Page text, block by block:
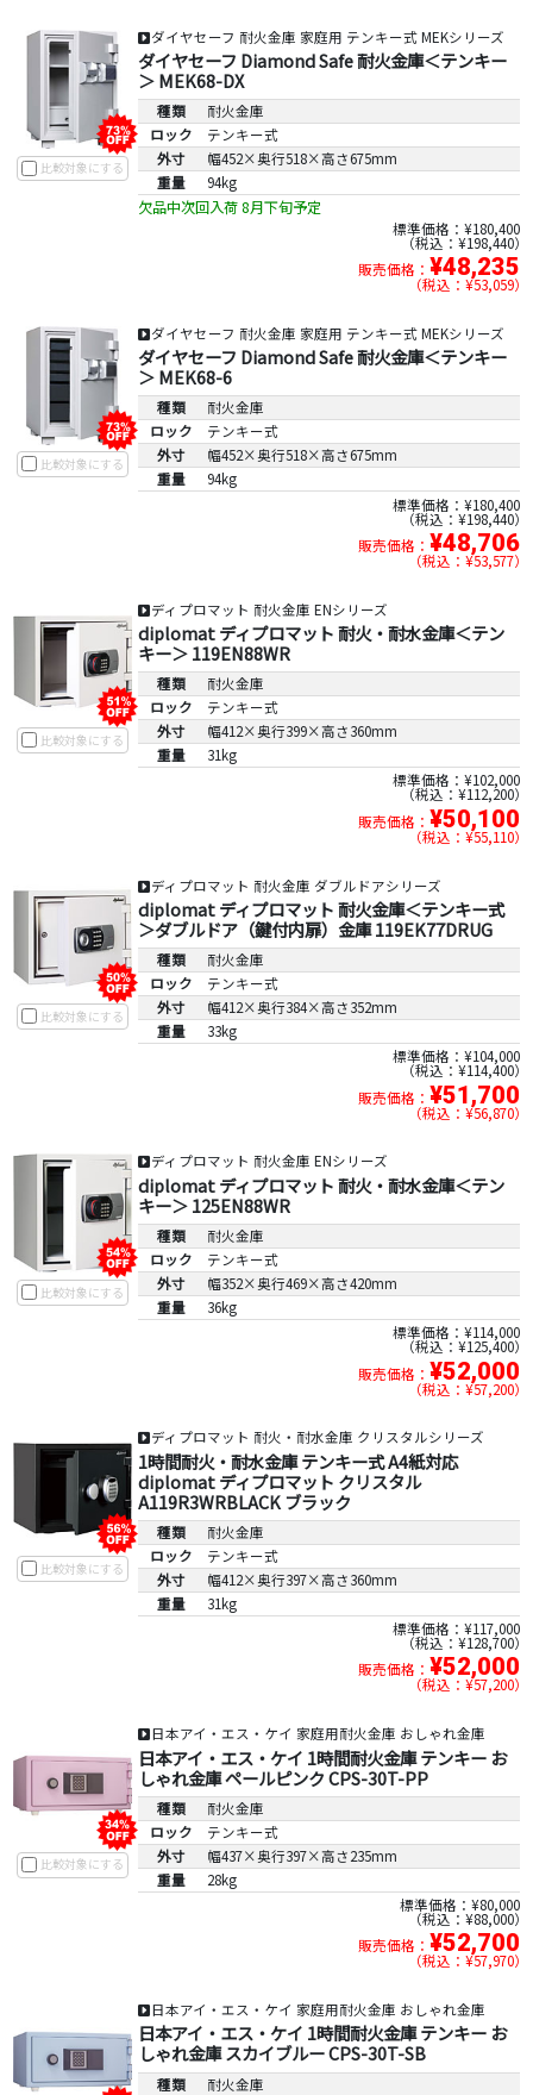
比較対象にする
ダイヤセーフ 耐火金庫 家庭用 テンキー式 MEKシリーズ
ダイヤセーフ Diamond Safe 耐火金庫＜テンキー
＞ MEK68-DX
種類
耐火金庫
ロック
テンキー式
外寸
幅452×奥行518×高さ675mm
重量
94kg
欠品中次回入荷 8月下旬予定
標準価格：¥180,400
税込：¥198,440
販売価格： ¥48,235
税込：¥53,059
比較対象にする
ダイヤセーフ 耐火金庫 家庭用 テンキー式 MEKシリーズ
ダイヤセーフ Diamond Safe 耐火金庫＜テンキー
＞ MEK68-6
種類
耐火金庫
ロック
テンキー式
外寸
幅452×奥行518×高さ675mm
重量
94kg
標準価格：¥180,400
税込：¥198,440
販売価格： ¥48,706
税込：¥53,577
比較対象にする
ディプロマット 耐火金庫 ENシリーズ
diplomat ディプロマット 耐火・耐水金庫＜テン
キー＞ 119EN88WR
種類
耐火金庫
ロック
テンキー式
外寸
幅412×奥行399×高さ360mm
重量
31kg
標準価格：¥102,000
税込：¥112,200
販売価格： ¥50,100
税込：¥55,110
比較対象にする
ディプロマット 耐火金庫 ダブルドアシリーズ
diplomat ディプロマット 耐火金庫＜テンキー式
＞ダブルドア（鍵付内扉）金庫 119EK77DRUG
種類
耐火金庫
ロック
テンキー式
外寸
幅412×奥行384×高さ352mm
重量
33kg
標準価格：¥104,000
税込：¥114,400
販売価格： ¥51,700
税込：¥56,870
比較対象にする
ディプロマット 耐火金庫 ENシリーズ
diplomat ディプロマット 耐火・耐水金庫＜テン
キー＞ 125EN88WR
種類
耐火金庫
ロック
テンキー式
外寸
幅352×奥行469×高さ420mm
重量
36kg
標準価格：¥114,000
税込：¥125,400
販売価格： ¥52,000
税込：¥57,200
比較対象にする
ディプロマット 耐火・耐水金庫 クリスタルシリーズ
1時間耐火・耐水金庫 テンキー式 A4紙対応
diplomat ディプロマット クリスタル
A119R3WRBLACK ブラック
種類
耐火金庫
ロック
テンキー式
外寸
幅412×奥行397×高さ360mm
重量
31kg
標準価格：¥117,000
税込：¥128,700
販売価格： ¥52,000
税込：¥57,200
比較対象にする
日本アイ・エス・ケイ 家庭用耐火金庫 おしゃれ金庫
日本アイ・エス・ケイ 1時間耐火金庫 テンキー お
しゃれ金庫 ペールピンク CPS-30T-PP
種類
耐火金庫
ロック
テンキー式
外寸
幅437×奥行397×高さ235mm
重量
28kg
標準価格：¥80,000
税込：¥88,000
販売価格： ¥52,700
税込：¥57,970
日本アイ・エス・ケイ 家庭用耐火金庫 おしゃれ金庫
日本アイ・エス・ケイ 1時間耐火金庫 テンキー お
しゃれ金庫 スカイブルー CPS-30T-SB
種類 耐火金庫